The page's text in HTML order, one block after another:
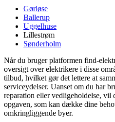
Gørløse
Ballerup
Uggelhuse
Lillestrøm
Sønderholm
Når du bruger platformen find-
oversigt over elektrikere i disse
tilbud, hvilket gør det lettere at
serviceydelser. Uanset om du har
reparation eller vedligeholdelse, vil
opgaven, som kan dække dine
omkringliggende byer.